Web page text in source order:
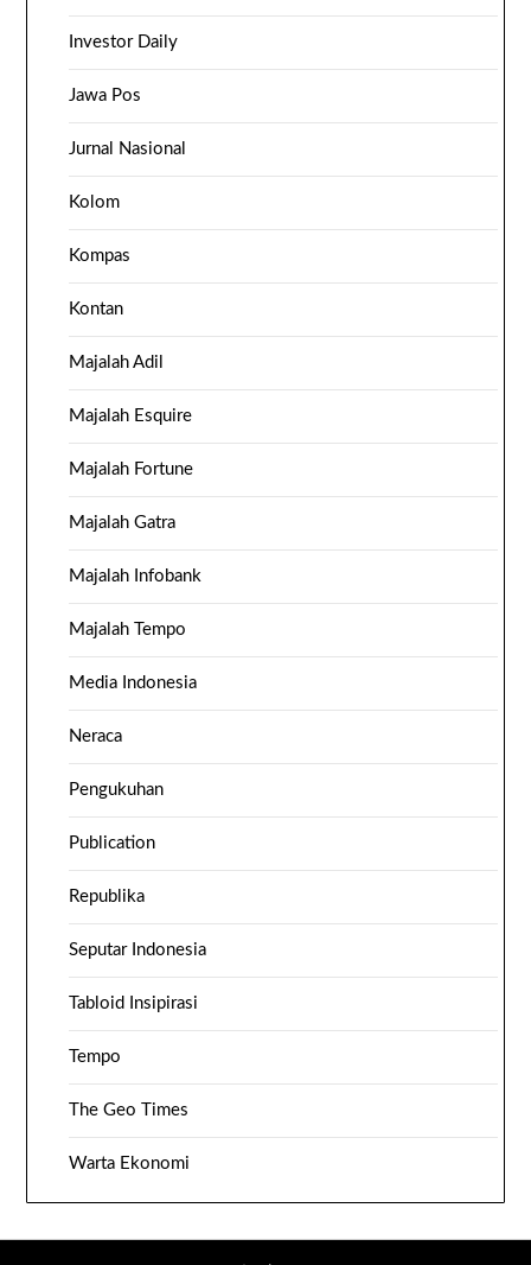
Investor Daily
Jawa Pos
Jurnal Nasional
Kolom
Kompas
Kontan
Majalah Adil
Majalah Esquire
Majalah Fortune
Majalah Gatra
Majalah Infobank
Majalah Tempo
Media Indonesia
Neraca
Pengukuhan
Publication
Republika
Seputar Indonesia
Tabloid Insipirasi
Tempo
The Geo Times
Warta Ekonomi